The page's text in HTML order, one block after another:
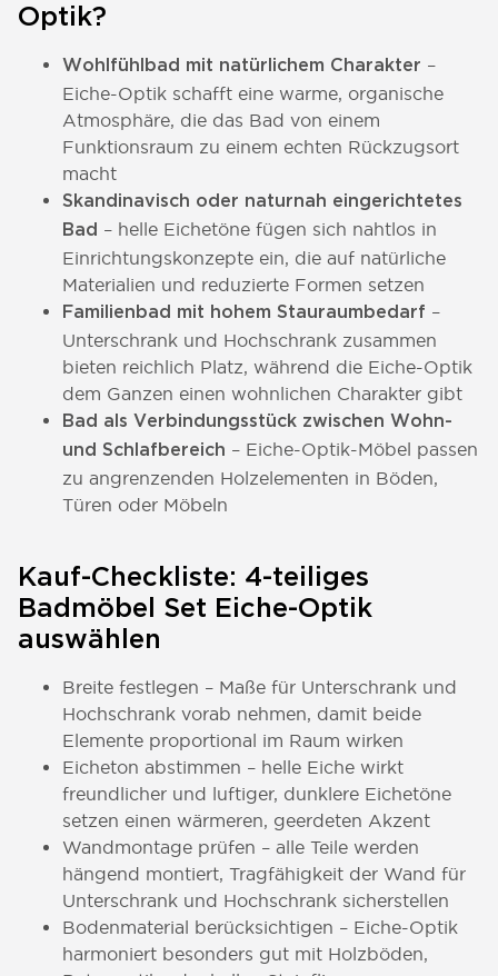
Optik?
Wohlfühlbad mit natürlichem Charakter –
Eiche-Optik schafft eine warme, organische
Atmosphäre, die das Bad von einem
Funktionsraum zu einem echten Rückzugsort
macht
Skandinavisch oder naturnah eingerichtetes
Bad – helle Eichetöne fügen sich nahtlos in
Einrichtungskonzepte ein, die auf natürliche
Materialien und reduzierte Formen setzen
Familienbad mit hohem Stauraumbedarf –
Unterschrank und Hochschrank zusammen
bieten reichlich Platz, während die Eiche-Optik
dem Ganzen einen wohnlichen Charakter gibt
Bad als Verbindungsstück zwischen Wohn-
und Schlafbereich – Eiche-Optik-Möbel passen
zu angrenzenden Holzelementen in Böden,
Türen oder Möbeln
Kauf-Checkliste: 4-teiliges
Badmöbel Set Eiche-Optik
auswählen
Breite festlegen – Maße für Unterschrank und
Hochschrank vorab nehmen, damit beide
Elemente proportional im Raum wirken
Eicheton abstimmen – helle Eiche wirkt
freundlicher und luftiger, dunklere Eichetöne
setzen einen wärmeren, geerdeten Akzent
Wandmontage prüfen – alle Teile werden
hängend montiert, Tragfähigkeit der Wand für
Unterschrank und Hochschrank sicherstellen
Bodenmaterial berücksichtigen – Eiche-Optik
harmoniert besonders gut mit Holzböden,